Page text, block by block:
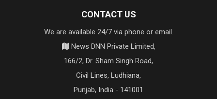
CONTACT US
We are available 24/7 via phone or email.
News DNN Private Limited,
166/2, Dr. Sham Singh Road,
Civil Lines, Ludhiana,
Punjab, India - 141001